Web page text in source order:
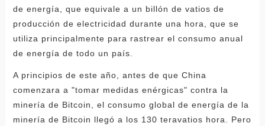
de energía, que equivale a un billón de vatios de
producción de electricidad durante una hora, que se
utiliza principalmente para rastrear el consumo anual
de energía de todo un país.
A principios de este año, antes de que China
comenzara a "tomar medidas enérgicas" contra la
minería de Bitcoin, el consumo global de energía de la
minería de Bitcoin llegó a los 130 teravatios hora. Pero